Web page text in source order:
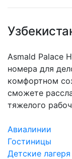
Asmald Palace
номера для
комфортном
сможете
тяжелого
Авиалинии
Гостиницы
Детские лагеря